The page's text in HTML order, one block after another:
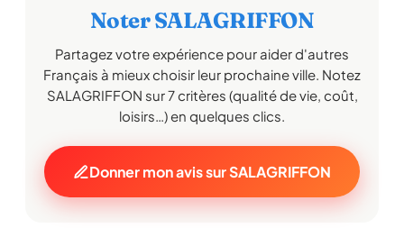
Noter SALAGRIFFON
Partagez votre expérience pour aider d'autres
Français à mieux choisir leur prochaine ville. Notez
SALAGRIFFON sur 7 critères (qualité de vie, coût,
loisirs…) en quelques clics.
Donner mon avis sur SALAGRIFFON